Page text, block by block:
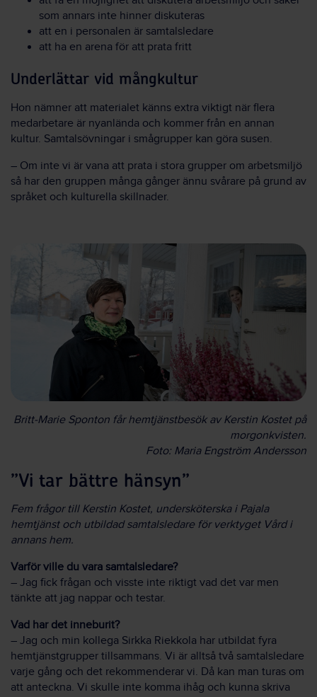
som annars inte hinner diskuteras
att en i personalen är samtalsledare
att ha en arena för att prata fritt
Underlättar vid mångkultur
Hon nämner att materialet känns extra viktigt när flera
medarbetare är nyanlända och kommer från en annan
kultur. Samtalsövningar i smågrupper kan göra susen.
– Om inte vi är vana att prata i stora grupper om arbetsmiljö
så har den gruppen många gånger ännu svårare på grund av
språket och kulturella skillnader.
Britt-Marie Sponton får hemtjänstbesök av Kerstin Kostet på
morgonkvisten.
Foto: Maria Engström Andersson
”Vi tar bättre hänsyn”
Fem frågor till Kerstin Kostet, undersköterska i Pajala
hemtjänst och utbildad samtalsledare för verktyget Vård i
annans hem.
Varför ville du vara samtalsledare?
– Jag fick frågan och visste inte riktigt vad det var men
tänkte att jag nappar och testar.
Vad har det inneburit?
– Jag och min kollega Sirkka Riekkola har utbildat fyra
hemtjänstgrupper tillsammans. Vi är alltså två samtalsledare
varje gång och det rekommenderar vi. Då kan man turas om
att anteckna. Vi skulle inte komma ihåg och kunna skriva